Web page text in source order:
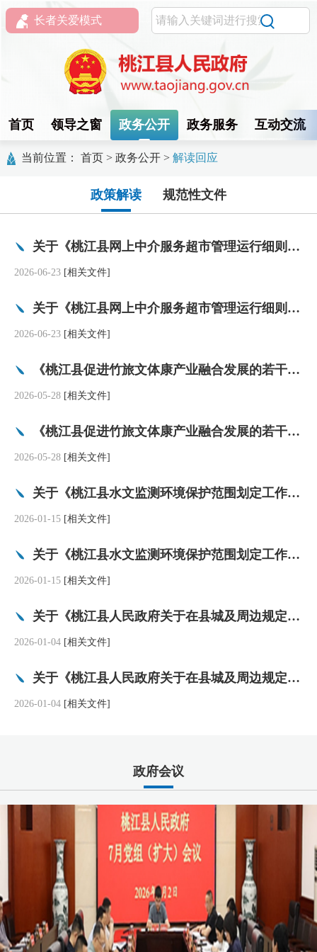
长者关爱模式
首页 领导之窗 政务公开 政务服务 互动交流
当前位置： 首页 > 政务公开 > 解读回应
政策解读 规范性文件
关于《桃江县网上中介服务超市管理运行细则（试行）》的政策解读（音频）
2026-06-23 [相关文件]
关于《桃江县网上中介服务超市管理运行细则（试行）》的政策解读
2026-06-23 [相关文件]
《桃江县促进竹旅文体康产业融合发展的若干措施》政策解读（音频）
2026-05-28 [相关文件]
《桃江县促进竹旅文体康产业融合发展的若干措施》政策解读
2026-05-28 [相关文件]
关于《桃江县水文监测环境保护范围划定工作方案》的政策解读(音频)
2026-01-15 [相关文件]
关于《桃江县水文监测环境保护范围划定工作方案》的政策解读
2026-01-15 [相关文件]
关于《桃江县人民政府关于在县城及周边规定范围内禁止燃放烟花爆竹的通告》的政策解读(音频)
2026-01-04 [相关文件]
关于《桃江县人民政府关于在县城及周边规定范围内禁止燃放烟花爆竹的通告》的政策解读
2026-01-04 [相关文件]
政府会议